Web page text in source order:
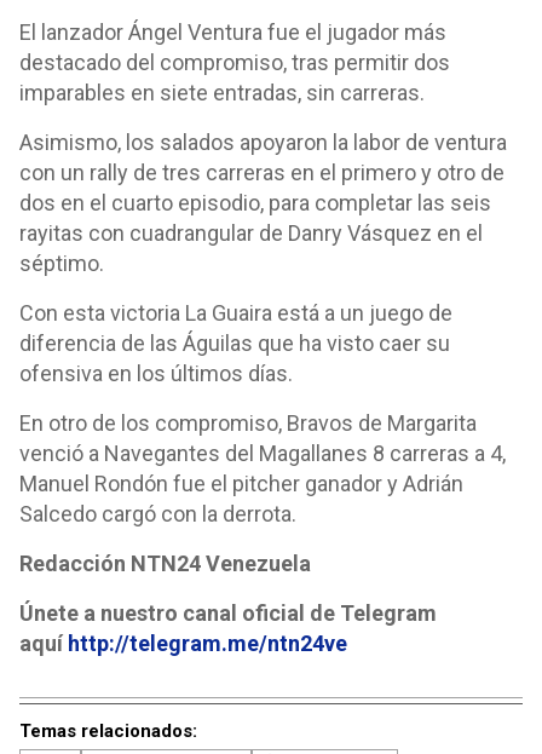
El lanzador Ángel Ventura fue el jugador más
destacado del compromiso, tras permitir dos
imparables en siete entradas, sin carreras.
Asimismo, los salados apoyaron la labor de ventura
con un rally de tres carreras en el primero y otro de
dos en el cuarto episodio, para completar las seis
rayitas con cuadrangular de Danry Vásquez en el
séptimo.
Con esta victoria La Guaira está a un juego de
diferencia de las Águilas que ha visto caer su
ofensiva en los últimos días.
En otro de los compromiso, Bravos de Margarita
venció a Navegantes del Magallanes 8 carreras a 4,
Manuel Rondón fue el pitcher ganador y Adrián
Salcedo cargó con la derrota.
Redacción NTN24 Venezuela
Únete a nuestro canal oficial de Telegram
aquí http://telegram.me/ntn24ve
Temas relacionados: